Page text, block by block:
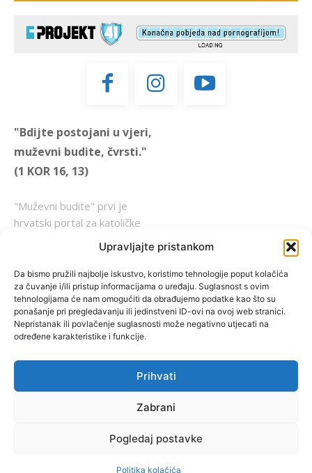
Upravljajte pristankom
Da bismo pružili najbolje iskustvo, koristimo tehnologije poput kolačića
za čuvanje i/ili pristup informacijama o uređaju. Suglasnost s ovim
tehnologijama će nam omogućiti da obrađujemo podatke kao što su
ponašanje pri pregledavanju ili jedinstveni ID-ovi na ovoj web stranici.
Nepristanak ili povlačenje suglasnosti može negativno utjecati na
određene karakteristike i funkcije.
Prihvati
Zabrani
Pogledaj postavke
Politika kolačića
"Bdijte postojani u vjeri,
muževni budite, čvrsti."
(1 KOR 16, 13)
"Muževni budite" prvi je
hrvatski portal za katoličke
muškarce koji pokušava
reafirmirati u današnje
vrijeme itekako narušen
biblijski koncept muževnosti,
koji pokušavamo osvijetliti iz
više aspekata, prigodnih
rubrika i poticajnih inicijativa.
by Dominis za Muževni budite